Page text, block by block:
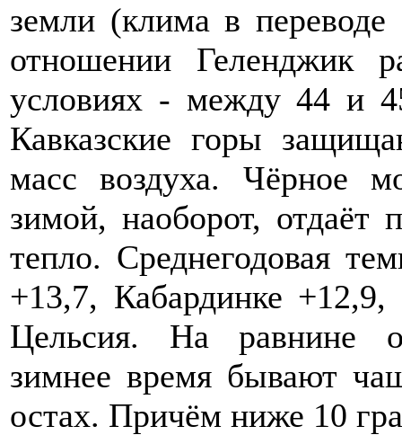
земли (клима в
отношении Геленджик
условиях - между 44 и
Кавказские горы
масс воздуха. Чёрное
зимой, наоборот, отдаёт
тепло. Среднегодовая
+13,7, Кабардинке
Цельсия. На равнине
зимнее время бывают
остах. Причём ниже 10